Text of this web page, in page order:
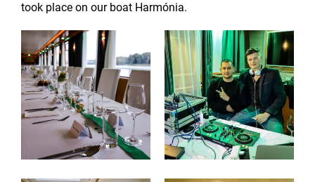
took place on our boat Harmónia.